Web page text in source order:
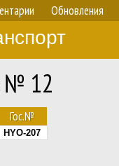
Обновления
№ 12
Гос.№
HYO-207